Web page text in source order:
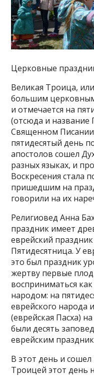
Церковные
Великая Троица,
большим
и отмечается на
(отсюда и название
Священном Писании
пятидесятый день
апостолов сошел
разных языках, и
Воскресения стала
пришедшим на
говорили на их
Религиовед Анна
праздник имеет
еврейский
Пятидесятница. У
это был праздник
жертву первые
восприниматься
народом: на
еврейского народа
(еврейская Пасха)
были десять
еврейским
В этот день и сошел
Троицей этот день